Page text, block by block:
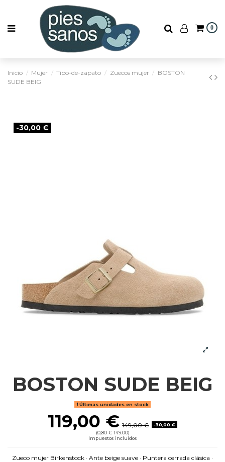
0
Inicio Mujer Tipo-de-zapato Zuecos mujer
BOSTON
SUDE BEIG
-30,00 €
BOSTON SUDE BEIG
Últimas unidades en stock
119,00 € 149,00 €
-30,00 €
(0,80 € 149.00)
Impuestos incluidos
Zueco mujer Birkenstock · Ante beige suave · Puntera cerrada clásica ·